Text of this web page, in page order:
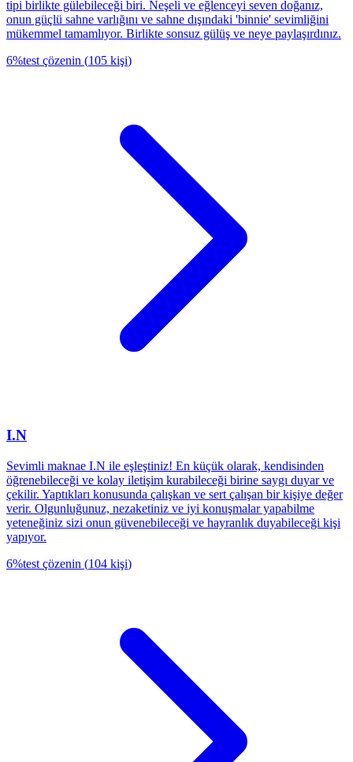
tipi birlikte gülebileceği biri. Neşeli ve eğlenceyi seven doğanız,
onun güçlü sahne varlığını ve sahne dışındaki 'binnie' sevimliğini
mükemmel tamamlıyor. Birlikte sonsuz gülüş ve neye paylaşırdınız.
6%test çözenin (105 kişi)
I.N
Sevimli maknae I.N ile eşleştiniz! En küçük olarak, kendisinden
öğrenebileceği ve kolay iletişim kurabileceği birine saygı duyar ve
çekilir. Yaptıkları konusunda çalışkan ve sert çalışan bir kişiye değer
verir. Olgunluğunuz, nezaketiniz ve iyi konuşmalar yapabilme
yeteneğiniz sizi onun güvenebileceği ve hayranlık duyabileceği kişi
yapıyor.
6%test çözenin (104 kişi)